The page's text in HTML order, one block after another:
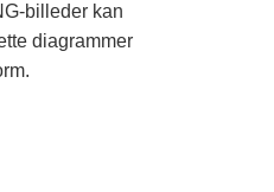
billeder kan
diagrammer